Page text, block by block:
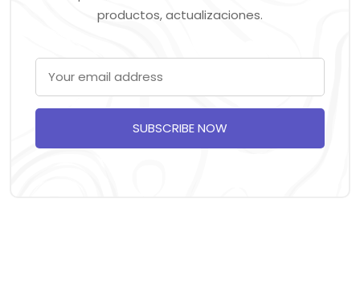
productos, actualizaciones.
SUBSCRIBE NOW